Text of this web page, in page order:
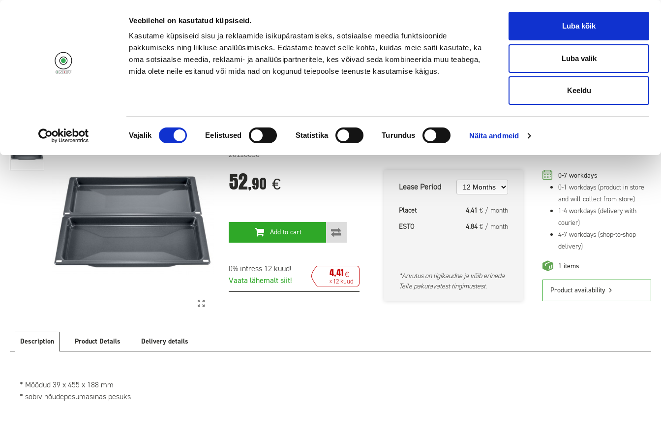
Veebilehel on kasutatud küpsiseid.
Kasutame küpsiseid sisu ja reklaamide isikupärastamiseks, sotsiaalse meedia funktsioonide
pakkumiseks ning liikluse analüüsimiseks. Edastame teavet selle kohta, kuidas meie saiti kasutate, ka
oma sotsiaalse meedia, reklaami- ja analüüsipartneritele, kes võivad seda kombineerida muu teabega,
mida olete neile esitanud või mida nad on kogunud teiepoolse teenuste kasutamise käigus.
Nõusoleku
valik
Vajalik Eelistused Statistika Turundus Näita andmeid
Luba kõik
Luba valik
Keeldu
Login EN ET RU
COMPARE
SHOPPING CART
0
Customer help
Bosch HEZ530000 slim universaalpann
20110050
52,90 €
Add to cart
0% intress 12 kuud!
Vaata lähemalt siit!
4,41€
x 12 kuud
0-7 workdays
0-1 workdays (product in store
and will collect from store)
1-4 workdays (delivery with
courier)
4-7 workdays (shop-to-shop
delivery)
1 items
Product availability
Lease Period
Placet 4.41 € / month
ESTO
4.84€ / month
*Arvutus on ligikaudne ja võib erineda
Teile pakutavatest tingimustest.
Description Product Details Delivery details
* Mõõdud 39 x 455 x 188 mm
* sobiv nõudepesumasinas pesuks